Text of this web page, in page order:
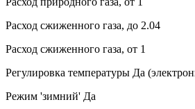
Расход сжиженного газа, до 2.04
Расход сжиженного газа, от 1
Регулировка температуры Да
Режим 'зимний' Да